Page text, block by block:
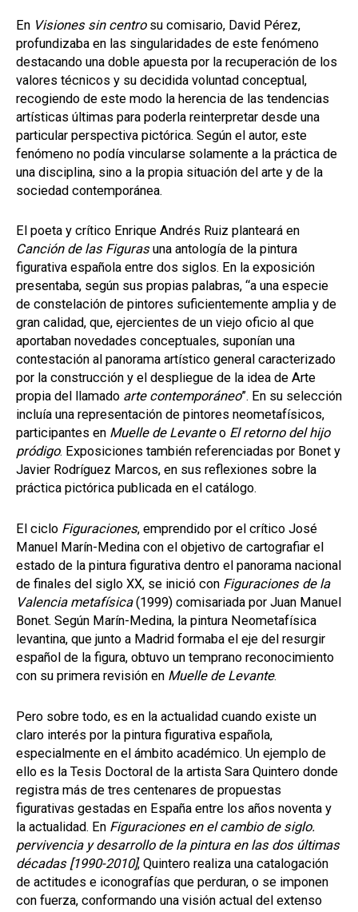
En Visiones sin centrosu comisario, David Pérez,
profundizaba en las singularidades de este fenómeno
destacando una doble apuesta por la recuperación de los
valores técnicos y su decidida voluntad conceptual,
recogiendo de este modo la herencia de las tendencias
artísticas últimas para poderla reinterpretar desde una
particular perspectiva pictórica. Según el autor, este
fenómeno no podía vincularse solamente a la práctica de
una disciplina, sino a la propia situación del arte y de la
sociedad contemporánea.
El poeta y crítico Enrique Andrés Ruiz planteará en
Canción de las Figurasuna antología de la pintura
figurativa española entre dos siglos. En la exposición
presentaba, según sus propias palabras, “a una especie
de constelación de pintores suficientemente amplia y de
gran calidad, que, ejercientes de un viejo oficio al que
aportaban novedades conceptuales, suponían una
contestación al panorama artístico general caracterizado
por la construcción y el despliegue de la idea de Arte
propia del llamado arte contemporáneo”. En su selección
incluía una representación de pintores neometafísicos,
participantes en Muelle de Levanteo El retorno del hijo
pródigo. Exposiciones también referenciadas por Bonet y
Javier Rodríguez Marcos, en sus reflexiones sobre la
práctica pictórica publicada en el catálogo.
El ciclo Figuraciones, emprendido por el crítico José
Manuel Marín-Medina con el objetivo de cartografiar el
estado de la pintura figurativa dentro el panorama nacional
de finales del siglo XX, se inició con Figuraciones de la
Valencia metafísica(1999) comisariada por Juan Manuel
Bonet. Según Marín-Medina, la pintura Neometafísica
levantina, que junto a Madrid formaba el eje del resurgir
español de la figura, obtuvo un temprano reconocimiento
con su primera revisión en Muelle de Levante.
Pero sobre todo, es en la actualidad cuando existe un
claro interés por la pintura figurativa española,
especialmente en el ámbito académico. Un ejemplo de
ello es la Tesis Doctoral de la artista Sara Quintero donde
registra más de tres centenares de propuestas
figurativas gestadas en España entre los años noventa y
la actualidad. En Figuraciones en el cambio de siglo.
pervivencia y desarrollo de la pintura en las dos últimas
décadas [1990-2010], Quintero realiza una catalogación
de actitudes e iconografías que perduran, o se imponen
con fuerza, conformando una visión actual del extenso